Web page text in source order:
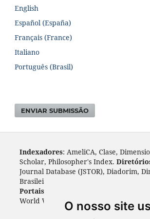
O nosso site
English
Español (España)
Français (France)
Italiano
Português (Brasil)
ENVIAR SUBMISSÃO
Indexadores: AmeliCA, Clase,
Scholar, Philosopher's Index.
Journal Database (JSTOR), Diadorim,
Brasileiro, DOAJ, Journal 4 free, ROAD,
Portais
World Wide Science.
: Cite